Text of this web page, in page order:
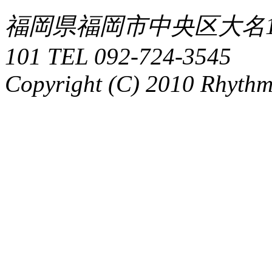
福岡県福岡市中央区大
101 TEL 092-724-3545
Copyright (C) 2010